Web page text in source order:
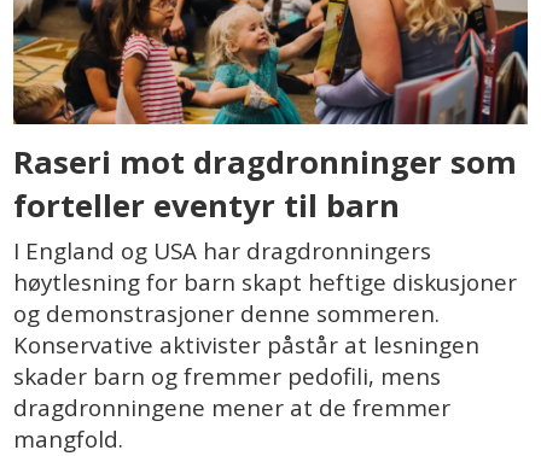
Raseri mot dragdronninger som
forteller eventyr til barn
I England og USA har dragdronningers
høytlesning for barn skapt heftige diskusjoner
og demonstrasjoner denne sommeren.
Konservative aktivister påstår at lesningen
skader barn og fremmer pedofili, mens
dragdronningene mener at de fremmer
mangfold.